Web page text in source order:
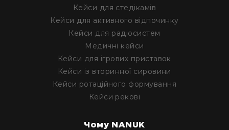
логістики
Збереження
довкілля
військового
застосування
Для
медицини
промисловості
Кейси для стедікамів
Кейси для активного відпочинку
Кейси для радіосистем
Медичні кейси
Кейси для ігрових приставок
Кейси із вторинної сировини
Кейси ротаційного формування
Кейси рекові
Чому NANUK